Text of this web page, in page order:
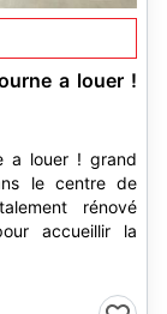
a louer !
a louer ! grand
le centre de
rénové
accueillir la